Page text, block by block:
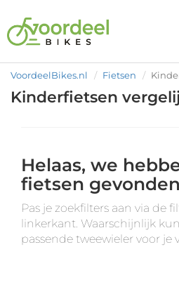
VoordeelBikes.nl Fietsen
Kinderfietsen
Helaas, we
fietsen gevonden
Pas je zoekfilters aan via de
linkerkant. Waarschijnlijk
passende tweewieler voor je